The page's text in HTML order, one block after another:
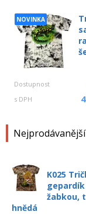
NOVINKA
Dostupnost
s DPH
Nejprodávanější
K025
gepardík
žabkou,
hnědá